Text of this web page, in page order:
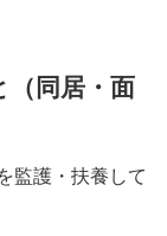
（同居・面
監護・扶養して